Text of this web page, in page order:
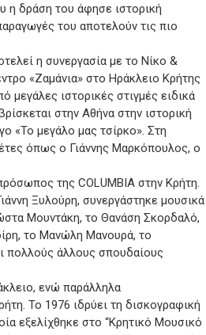
η δράση του άφησε ιστορική
του αποτελούν τις πιο
η συνεργασία με το Νίκο &
«Ζαμάνια» στο Ηράκλειο Κρήτης
μεγάλες ιστορικές στιγμές ειδικά
στην Αθήνα στην ιστορική
«Το μεγάλο μας τσίρκο». Στη
όπως ο Γιάννης Μαρκόπουλος, ο
της COLUMBIA στην Κρήτη.
Ξυλούρη, συνεργάστηκε μουσικά
Μουντάκη, το Θανάση Σκορδαλό,
το Μανώλη Μανουρά, το
πολλούς άλλους σπουδαίους
ενώ παράλληλα
Το 1976 ιδρύει τη δισκογραφική
εξελίχθηκε στο “Κρητικό Μουσικό